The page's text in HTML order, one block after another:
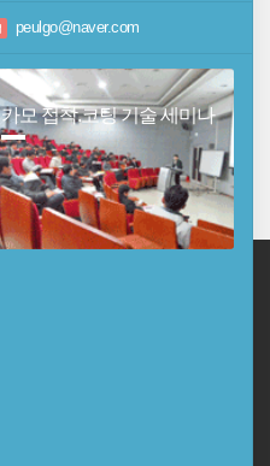
peulgo@naver.com
카모 접착.코팅 기술 세미나